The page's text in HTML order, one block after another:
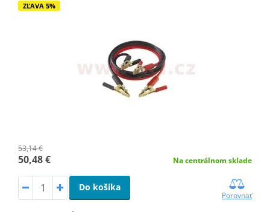
ZĽAVA 5%
53,14 €
50,48 € Na centrálnom sklade
Do košíka
Porovnať